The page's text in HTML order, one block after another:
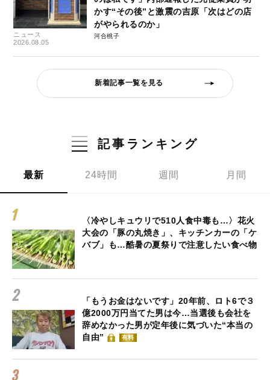
ニュース
2026.08.05
かす“その後”と激震の吉原「次はどの店
がやられるのか」
河合桃子
新着記事一覧を見る
記事ランキング
最新 24時間 週間 月間
〈冷やしキュウリで510人食中毒も…〉花火
大会の「豚の丸焼き」、キッチンカーの「ケ
バブ」も…酷暑の夏祭りで注意したい食べ物
「もうお金はないです」20年前、ロト6で３
億2000万円当てた男は今…当選後も会社を
辞めなかった男が定年後に気づいた“本当の
自由”
有料